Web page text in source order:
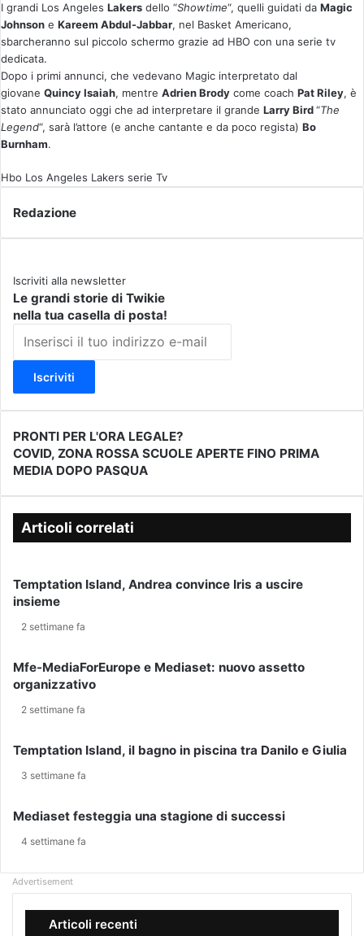
I grandi Los Angeles Lakers dello “Showtime“, quelli guidati da Magic
Johnson e Kareem Abdul-Jabbar, nel Basket Americano,
sbarcheranno sul piccolo schermo grazie ad HBO con una serie tv
dedicata.
Dopo i primi annunci, che vedevano Magic interpretato dal
giovane Quincy Isaiah, mentre Adrien Brody come coach Pat Riley, è
stato annunciato oggi che ad interpretare il grande Larry Bird“The
Legend“, sarà l’attore (e anche cantante e da poco regista) Bo
Burnham.
Hbo Los Angeles Lakers serie Tv
Redazione
Iscriviti alla newsletter
Le grandi storie di Twikie
nella tua casella di posta!
s
s
c
i
n
d
z
z
m
l
P
R
O
L
'
L
E
L
PRONTI PER L'ORA LEGALE?
C
O
N
A
S
A
U
A
T
E
COVID, ZONA ROSSA SCUOLE APERTE FINO PRIMA
MEDIA DOPO PASQUA
Articoli correlati
Temptation Island, Andrea convince Iris a uscire
insieme
2 settimane fa
Mfe-MediaForEurope e Mediaset: nuovo assetto
organizzativo
2 settimane fa
Temptation Island, il bagno in piscina tra Danilo e Giulia
3 settimane fa
Mediaset festeggia una stagione di successi
4 settimane fa
Advertisement
Articoli recenti